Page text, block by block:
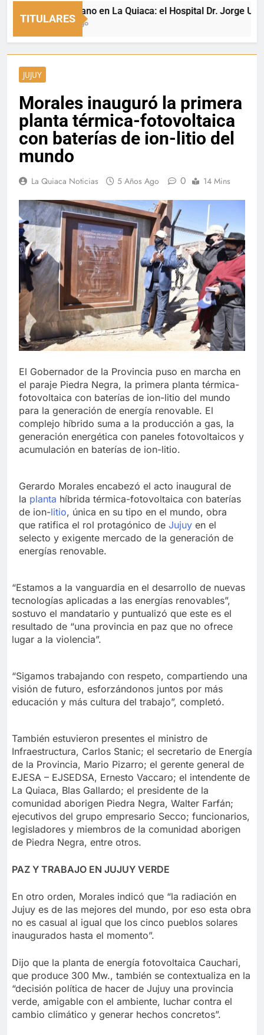
TITULARES
San Cayetano en La Quiaca: el Hospital Dr. Jorge Uro
10 Minutos Ago
JUJUY
Morales inauguró la primera
planta térmica-fotovoltaica
con baterías de ion-litio del
mundo
La Quiaca Noticias 5 Años Ago 0 14 Mins
El Gobernador de la Provincia puso en marcha en
el paraje Piedra Negra, la primera planta térmica-
fotovoltaica con baterías de ion-litio del mundo
para la generación de energía renovable. El
complejo híbrido suma a la producción a gas, la
generación energética con paneles fotovoltaicos y
acumulación en baterías de ion-litio.
Gerardo Morales encabezó el acto inaugural de
la planta híbrida térmica-fotovoltaica con baterías
de ion-litio, única en su tipo en el mundo, obra
que ratifica el rol protagónico de Jujuy en el
selecto y exigente mercado de la generación de
energías renovable.
“Estamos a la vanguardia en el desarrollo de nuevas
tecnologías aplicadas a las energías renovables”,
sostuvo el mandatario y puntualizó que este es el
resultado de “una provincia en paz que no ofrece
lugar a la violencia”.
“Sigamos trabajando con respeto, compartiendo una
visión de futuro, esforzándonos juntos por más
educación y más cultura del trabajo”, completó.
También estuvieron presentes el ministro de
Infraestructura, Carlos Stanic; el secretario de Energía
de la Provincia, Mario Pizarro; el gerente general de
EJESA – EJSEDSA, Ernesto Vaccaro; el intendente de
La Quiaca, Blas Gallardo; el presidente de la
comunidad aborigen Piedra Negra, Walter Farfán;
ejecutivos del grupo empresario Secco; funcionarios,
legisladores y miembros de la comunidad aborigen
de Piedra Negra, entre otros.
PAZ Y TRABAJO EN JUJUY VERDE
En otro orden, Morales indicó que “la radiación en
Jujuy es de las mejores del mundo, por eso esta obra
no es casual al igual que los cinco pueblos solares
inaugurados hasta el momento”.
Dijo que la planta de energía fotovoltaica Cauchari,
que produce 300 Mw., también se contextualiza en la
“decisión política de hacer de Jujuy una provincia
verde, amigable con el ambiente, luchar contra el
cambio climático y generar hechos concretos”.